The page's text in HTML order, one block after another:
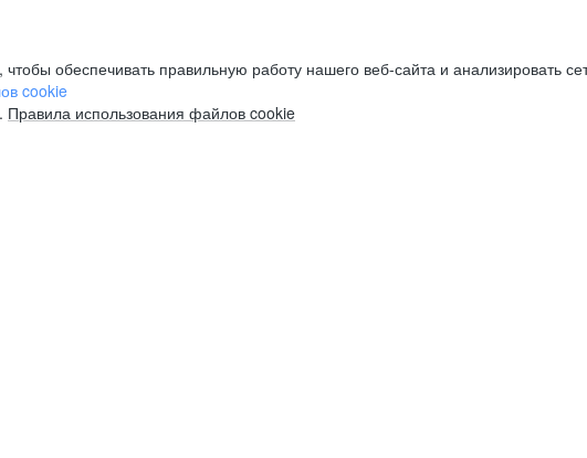
обеспечивать правильную работу нашего веб-сайта и анализировать
cookie
Правила использования файлов cookie